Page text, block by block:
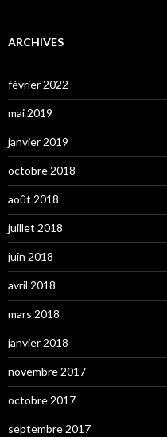
ARCHIVES
février 2022
mai 2019
janvier 2019
octobre 2018
août 2018
juillet 2018
juin 2018
avril 2018
mars 2018
janvier 2018
novembre 2017
octobre 2017
septembre 2017